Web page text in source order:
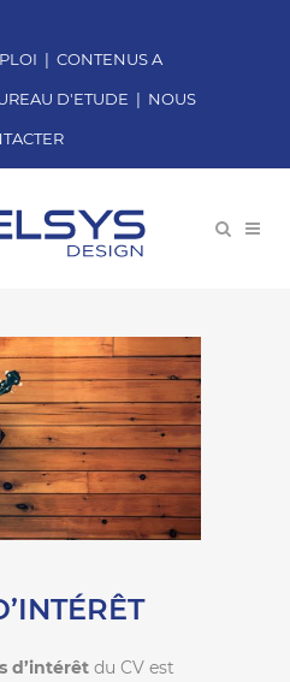
| CONTENUS A
D'ETUDE | NOUS
d’intérêt du CV est